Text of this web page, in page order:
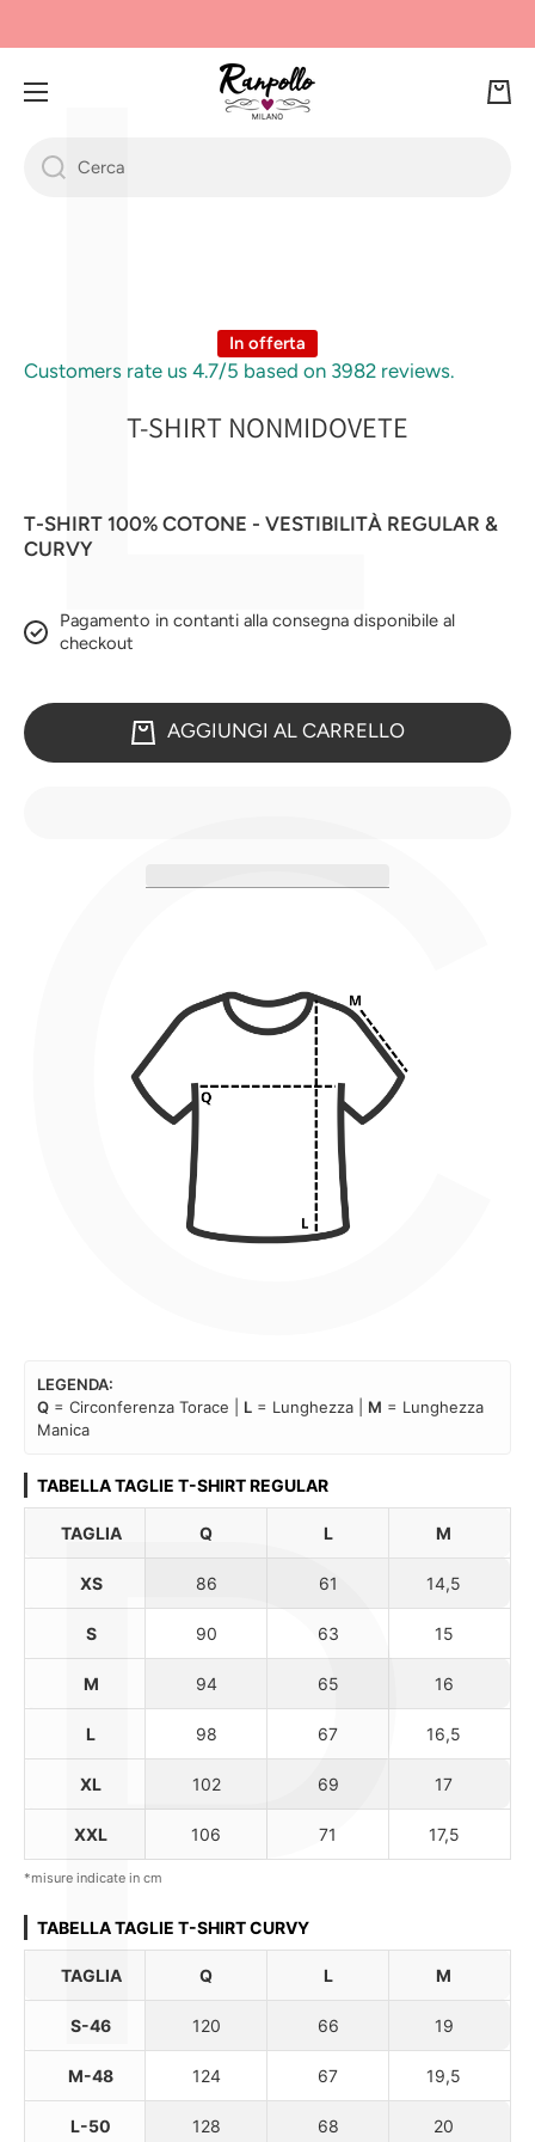
L
C
P
Γ
rre
Cerca
In offerta
Customers rate us 4.7/5 based on 3982 reviews.
T-SHIRT NONMIDOVETE
T-SHIRT 100% COTONE - VESTIBILITÀ REGULAR &
CURVY
Pagamento in contanti alla consegna disponibile al
checkout
AGGIUNGI AL CARRELLO
LEGENDA:
Q = Circonferenza Torace | L = Lunghezza | M = Lunghezza
Manica
TABELLA TAGLIE T-SHIRT REGULAR
TAGLIA Q L M
XS 86 61 14,5
S 90 63 15
M 94 65 16
L 98 67 16,5
XL 102 69 17
XXL 106 71 17,5
*misure indicate in cm
TABELLA TAGLIE T-SHIRT CURVY
TAGLIA Q L M
S-46 120 66 19
M-48 124 67 19,5
L-50 128 68 20